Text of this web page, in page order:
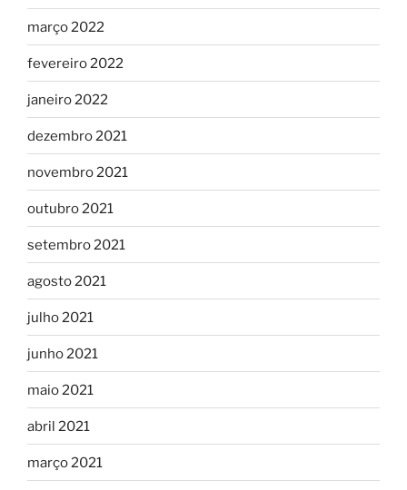
março 2022
fevereiro 2022
janeiro 2022
dezembro 2021
novembro 2021
outubro 2021
setembro 2021
agosto 2021
julho 2021
junho 2021
maio 2021
abril 2021
março 2021